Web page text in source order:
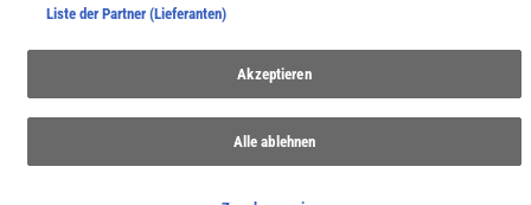
Liste der Partner (Lieferanten)
Akzeptieren
Alle ablehnen